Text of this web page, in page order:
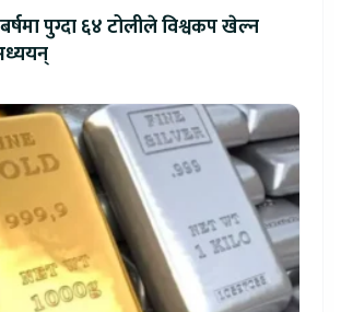
पुग्दा ६४ टोलीले विश्वकप खेल्न